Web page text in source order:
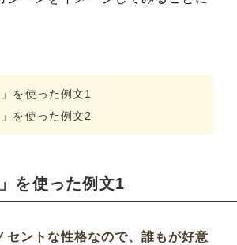
」を使った例文1
」を使った例文2
を使った例文1
セントな性格なので、誰もが好意